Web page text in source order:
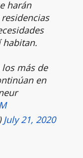
harán
habitan.
más de
en
July 21, 2020